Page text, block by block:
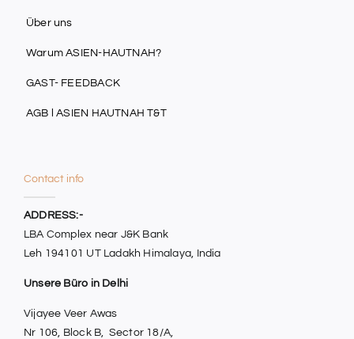
Über uns
Warum ASIEN-HAUTNAH?
GAST- FEEDBACK
AGB l ASIEN HAUTNAH T&T
Contact info
ADDRESS:-
LBA Complex near J&K Bank
Leh 194101 UT Ladakh Himalaya, India
Unsere Büro in Delhi
Vijayee Veer Awas
Nr 106, Block B, Sector 18/A,